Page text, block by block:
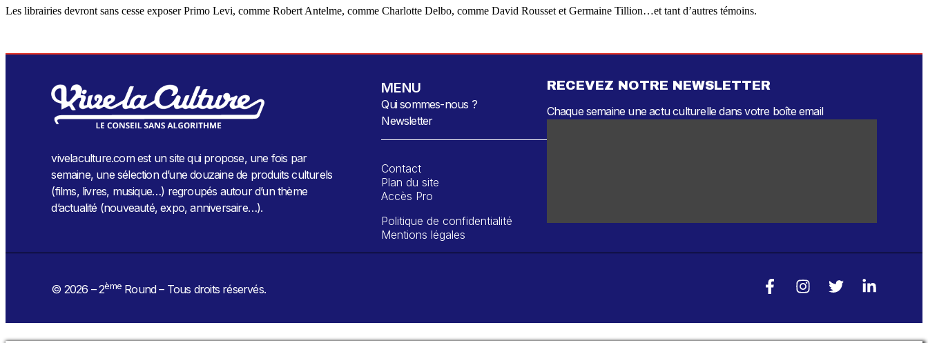
Les librairies devront sans cesse exposer Primo Levi, comme Robert Antelme, comme Charlotte Delbo, comme David Rousset et Germaine Tillion…et tant d’autres témoins.
vivelaculture.com est un site qui propose, une fois par
semaine, une sélection d’une douzaine de produits culturels
(films, livres, musique…) regroupés autour d’un thème
d’actualité (nouveauté, expo, anniversaire…).
MENU
Qui sommes-nous ?
Newsletter
Contact
Plan du site
Accès Pro
Politique de confidentialité
Mentions légales
RECEVEZ NOTRE NEWSLETTER
Chaque semaine une actu culturelle dans votre boîte email
© 2026 – 2ème Round – Tous droits réservés.